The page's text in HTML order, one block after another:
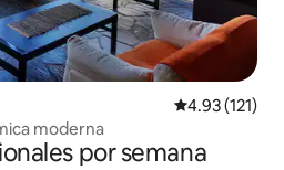
Calificación
4.93 (121)
moderna
por semana